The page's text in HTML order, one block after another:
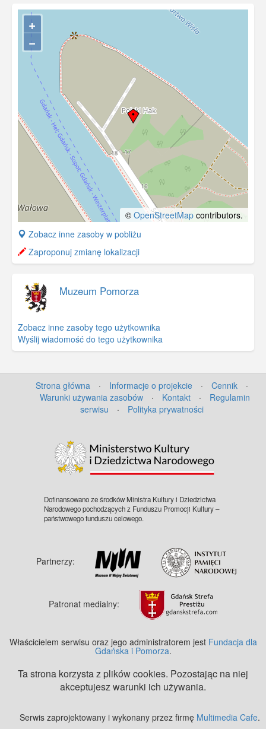
XIX w. teren poddany zabudowie
przemysłowej; powstała tu m. in.
Stocznia Devrienta. Widoczne tez
gazownia przy ulicy Wałowej.
+
−
© OpenStreetMap contributors.
+
−
Zobacz inne zasoby w pobliżu
Zaproponuj zmianę lokalizacji
Muzeum Pomorza
Zobacz inne zasoby tego użytkownika
Wyślij wiadomość do tego użytkownika
Strona główna · Informacje o projekcie · Cennik
·
Warunki używania zasobów
· Kontakt ·
Regulamin
serwisu
· Polityka prywatności
Dofinansowano ze środków Ministra Kultury i Dziedzictwa
Narodowego pochodzących z Funduszu Promocji Kultury –
państwowego funduszu celowego.
Partnerzy:
Patronat medialny:
Właścicielem serwisu oraz jego administratorem jest Fundacja dla
Gdańska i Pomorza.
Ta strona korzysta z plików cookies. Pozostając na niej
akceptujesz warunki ich używania.
Serwis zaprojektowany i wykonany przez firmę Multimedia Cafe.